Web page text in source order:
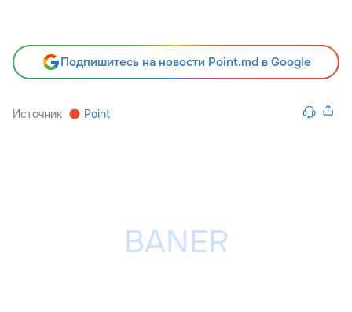
Подпишитесь на новости Point.md в Google
Источник Point